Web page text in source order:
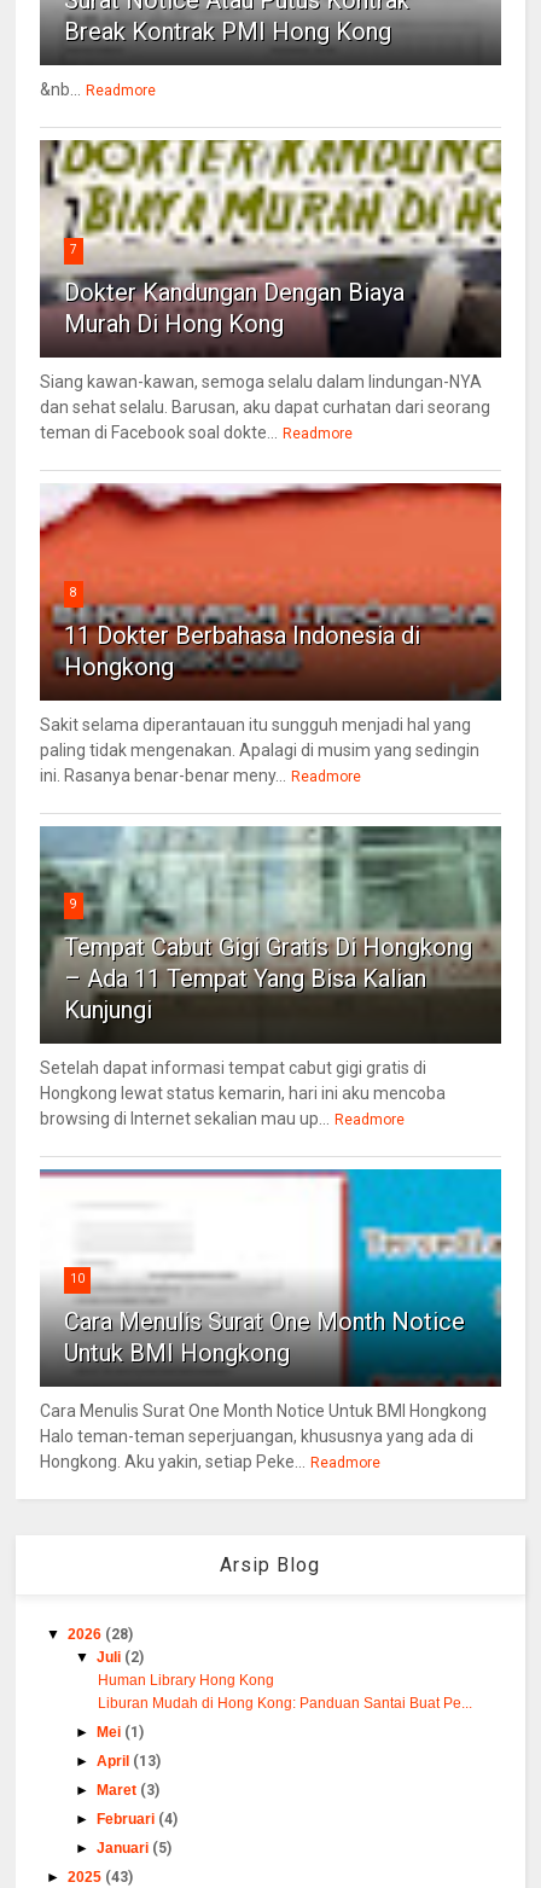
Break Kontrak PMI Hong Kong
&nb... Readmore
7
Dokter Kandungan Dengan Biaya
Murah Di Hong Kong
Siang kawan-kawan, semoga selalu dalam lindungan-NYA
dan sehat selalu. Barusan, aku dapat curhatan dari seorang
teman di Facebook soal dokte... Readmore
8
11 Dokter Berbahasa Indonesia di
Hongkong
Sakit selama diperantauan itu sungguh menjadi hal yang
paling tidak mengenakan. Apalagi di musim yang sedingin
ini. Rasanya benar-benar meny... Readmore
9
Tempat Cabut Gigi Gratis Di Hongkong
– Ada 11 Tempat Yang Bisa Kalian
Kunjungi
Setelah dapat informasi tempat cabut gigi gratis di
Hongkong lewat status kemarin, hari ini aku mencoba
browsing di Internet sekalian mau up... Readmore
10
Cara Menulis Surat One Month Notice
Untuk BMI Hongkong
Cara Menulis Surat One Month Notice Untuk BMI Hongkong
Halo teman-teman seperjuangan, khususnya yang ada di
Hongkong. Aku yakin, setiap Peke... Readmore
Arsip Blog
▼2026 (28)
▼Juli (2)
Human Library Hong Kong
Liburan Mudah di Hong Kong: Panduan Santai Buat Pe...
►
Mei (1)
►April (13)
►
Maret (3)
►
Februari (4)
►Januari (5)
►2025 (43)